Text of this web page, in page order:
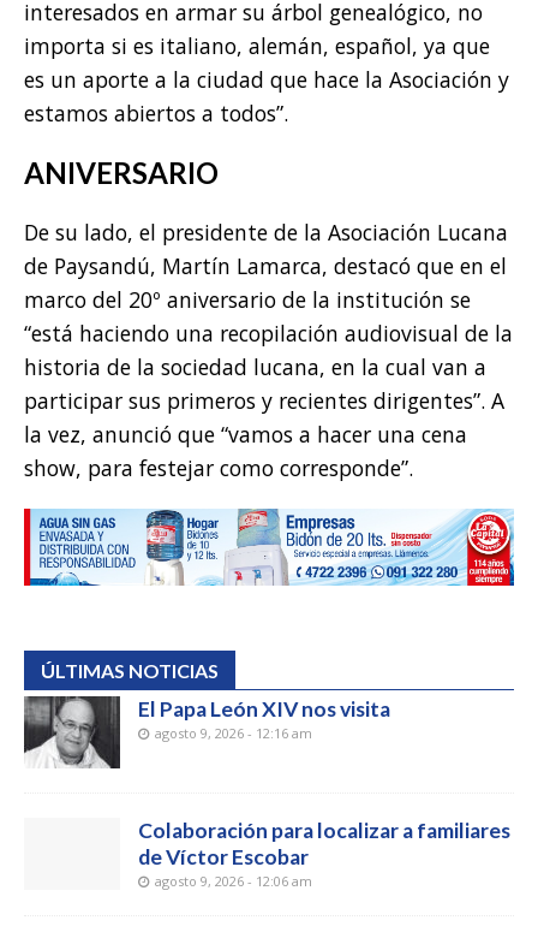
interesados en armar su árbol genealógico, no
importa si es italiano, alemán, español, ya que
es un aporte a la ciudad que hace la Asociación y
estamos abiertos a todos”.
ANIVERSARIO
De su lado, el presidente de la Asociación Lucana
de Paysandú, Martín Lamarca, destacó que en el
marco del 20º aniversario de la institución se
“está haciendo una recopilación audiovisual de la
historia de la sociedad lucana, en la cual van a
participar sus primeros y recientes dirigentes”. A
la vez, anunció que “vamos a hacer una cena
show, para festejar como corresponde”.
ÚLTIMAS NOTICIAS
El Papa León XIV nos visita
agosto 9, 2026 - 12:16 am
Colaboración para localizar a familiares
de Víctor Escobar
agosto 9, 2026 - 12:06 am